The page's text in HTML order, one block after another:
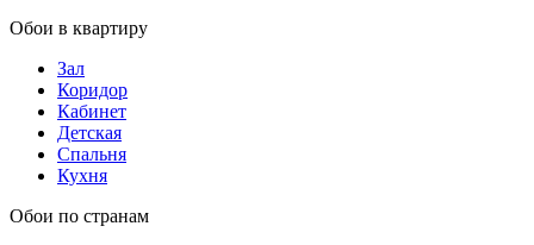
Обои в квартиру
Зал
Коридор
Кабинет
Детская
Спальня
Кухня
Обои по странам